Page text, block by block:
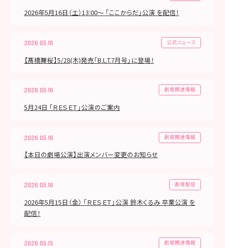
2026年5月16日（土）13:00～ 「ここからだ」公演 を配信！
2026.05.16 公式ニュース
【髙橋舞桜】5/28(木)発売「B.L.T.7月号」に登場！
2026.05.16 劇場関連情報
5月24日 「ＲＥＳＥＴ」公演のご案内
2026.05.16 劇場関連情報
【本日の劇場公演】出演メンバー変更のお知らせ
2026.05.16 劇場配信
2026年5月15日（金） 「ＲＥＳＥＴ」公演 鈴木くるみ 卒業公演 を
配信！
2026.05.15 劇場関連情報